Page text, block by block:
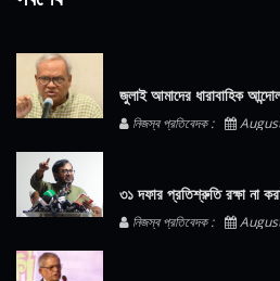
জুলাই আমাদের ধারাবাহিক
নিজস্ব প্রতিবেদক :
৩১ দফার প্রতিশ্রুতি রক্ষা না
নিজস্ব প্রতিবেদক :